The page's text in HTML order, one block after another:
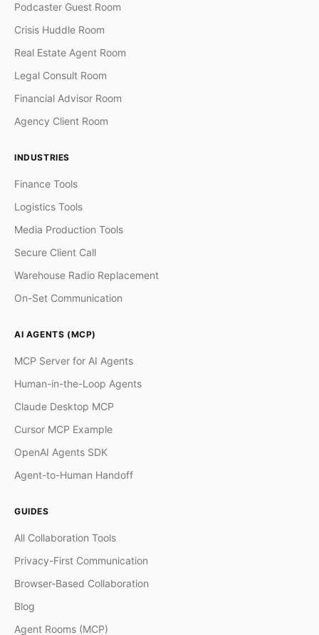
Podcaster Guest Room
Crisis Huddle Room
Real Estate Agent Room
Legal Consult Room
Financial Advisor Room
Agency Client Room
INDUSTRIES
Finance Tools
Logistics Tools
Media Production Tools
Secure Client Call
Warehouse Radio Replacement
On-Set Communication
AI AGENTS (MCP)
MCP Server for AI Agents
Human-in-the-Loop Agents
Claude Desktop MCP
Cursor MCP Example
OpenAI Agents SDK
Agent-to-Human Handoff
GUIDES
All Collaboration Tools
Privacy-First Communication
Browser-Based Collaboration
Blog
Agent Rooms (MCP)